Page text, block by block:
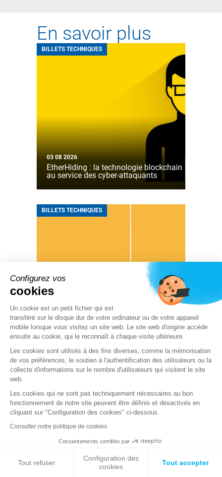
En savoir plus
BILLETS TECHNIQUES
03 08 2026
EtherHiding : la technologie blockchain
au service des cyber-attaquants
BILLETS TECHNIQUES
10 07 2026
Signez ici… et installez un RMM sans le
vouloir
PRODUITS & SERVICES
Configurez vos
cookies
Un cookie est un petit fichier qui est
transféré sur le disque dur de votre ordinateur ou de votre appareil
mobile lorsque vous visitez un site web. Le site web d'origine accède
ensuite au cookie, qui le reconnaît à chaque visite ultérieure.
Les cookies sont utilisés à des fins diverses, comme la mémorisation
de vos préférences, le soutien à l'authentification des utilisateurs ou la
collecte d'informations sur le nombre d'utilisateurs qui visitent le site
web.
Les cookies qui ne sont pas techniquement nécessaires au bon
fonctionnement de notre site peuvent être définis et désactivés en
cliquant sur "Configuration des cookies" ci-dessous.
Consulter notre politique de cookies
Consentements certifiés par
Tout refuser
Configuration des
cookies
Tout accepter